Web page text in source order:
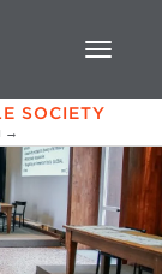
SOCIETY
→